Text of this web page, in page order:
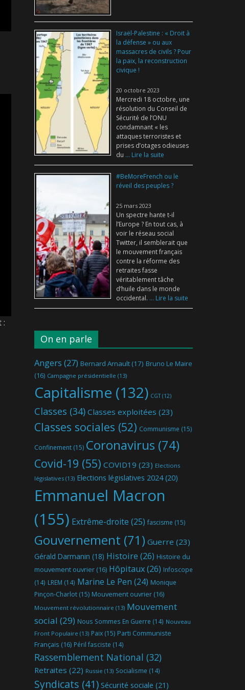
:
Israël-Palestine : « Droit à
la défense » ou aux
massacres de civils ? Pour
la paix, la reconstruction
civique !
20 octobre 2023
Mercredi 18 octobre, une
résolution du Conseil de
Sécurité de l’ONU
condamnant « les
attaques terroristes et
prises d’otages odieuses
du ... Lire la suite
#BeMoreFrench ou le
réveil des peuples ?
25 mars 2023
Un spectre hante t-il
l’Europe ? En tout cas, à
voir le réseau social
Twitter, il semblerait que
le mouvement français
contre la réforme des
retraites fasse
véritablement tâche
d’huile dans le monde
occidental. ... Lire la suite
On en parle
Angers (27) Bernard Arnault (17) Bruno Le Maire
(16) Campagne présidentielle (13)
Capitalisme (132) CGT(12)
Classes (34) Classes exploitées (23)
Classes sociales (52) Communisme (15)
Confinement (15) Coronavirus (74)
Covid-19 (55) COVID19 (23) Elections
législatives (13) Elections législatives 2024(20)
Emmanuel Macron
(155) Extrême-droite (25) fascisme (15)
Gouvernement (71) Guerre (23)
Gérald Darmanin (18) Histoire (26) Histoire du
mouvement ouvrier (16) Hôpitaux(26) Infoscope
(14) LREM (14) Marine Le Pen (24) Monique
Pinçon-Charlot (15) Mouvement ouvrier (16)
Mouvement révolutionnaire (13) Mouvement
social (29) Nous Sommes En Guerre (14) Nouveau
Front Populaire (13) Paix (15) Parti Communiste
Français (16) Péril fasciste (14)
Rassemblement National (32)
Retraites (22) Russie (13) Socialisme (14)
Syndicats (41) Sécurité sociale (21)